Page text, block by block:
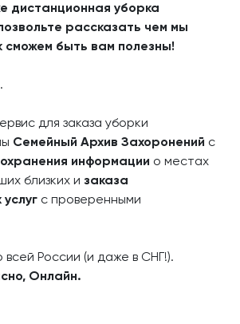
дистанционная уборка
рассказать чем мы
сможем быть вам полезны!
для заказа уборки
Семейный Архив Захоронений с
информации о местах
близких и заказа
с проверенными
России (и даже в СНГ!).
Онлайн.